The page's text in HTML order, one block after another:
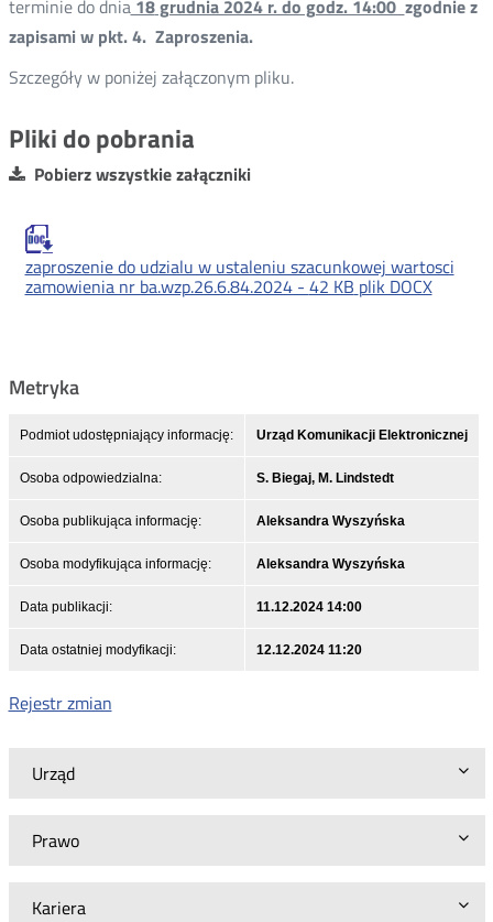
Urząd
Prawo
Kariera
terminie do dnia18grudnia 2024 r. do godz. 14:00 zgodnie z
zapisami w pkt. 4. Zaproszenia.
Szczegóły w poniżej załączonym pliku.
Pliki do pobrania
Pobierz wszystkie załączniki
zaproszenie do udzialu w ustaleniu szacunkowej wartosci
zamowienia nr ba.wzp.26.6.84.2024 - 42 KB plik DOCX
Metryka
Podmiot udostępniający informację: Urząd Komunikacji Elektronicznej
Osoba odpowiedzialna: S. Biegaj, M. Lindstedt
Osoba publikująca informację: Aleksandra Wyszyńska
Osoba modyfikująca informację: Aleksandra Wyszyńska
Data publikacji: 11.12.2024 14:00
Data ostatniej modyfikacji: 12.12.2024 11:20
Rejestr zmian